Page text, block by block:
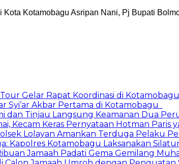
Kotamobagu Asripan Nani, Pj Bupati
Gelar Rapat Koordinasi di Kotamobagu
Syi’ar Akbar Pertama di Kotamobagu
dan Tinjau Langsung Keamanan Dua
Kecam Keras Pernyataan Hotman Paris
Lolayan Amankan Terduga Pelaku
Kapolres Kotamobagu Laksanakan
Jamaah Padati Gema Gemilang